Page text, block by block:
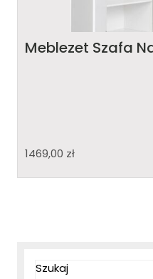
Meblezet Szafa
1469,00 zł
Szukaj